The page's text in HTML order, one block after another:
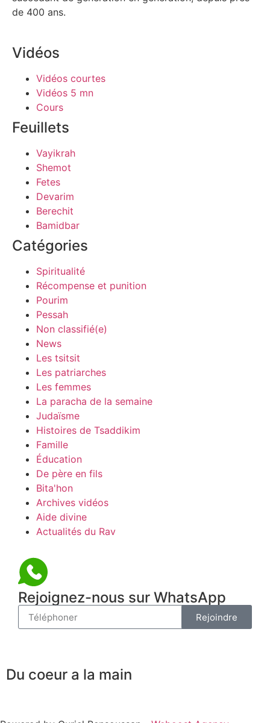
de 400 ans.
Vidéos
Vidéos courtes
Vidéos 5 mn
Cours
Feuillets
Vayikrah
Shemot
Fetes
Devarim
Berechit
Bamidbar
Catégories
Spiritualité
Récompense et punition
Pourim
Pessah
Non classifié(e)
News
Les tsitsit
Les patriarches
Les femmes
La paracha de la semaine
Judaïsme
Histoires de Tsaddikim
Famille
Éducation
De père en fils
Bita'hon
Archives vidéos
Aide divine
Actualités du Rav
Rejoignez-nous sur WhatsApp
Rejoindre
Du coeur a la main